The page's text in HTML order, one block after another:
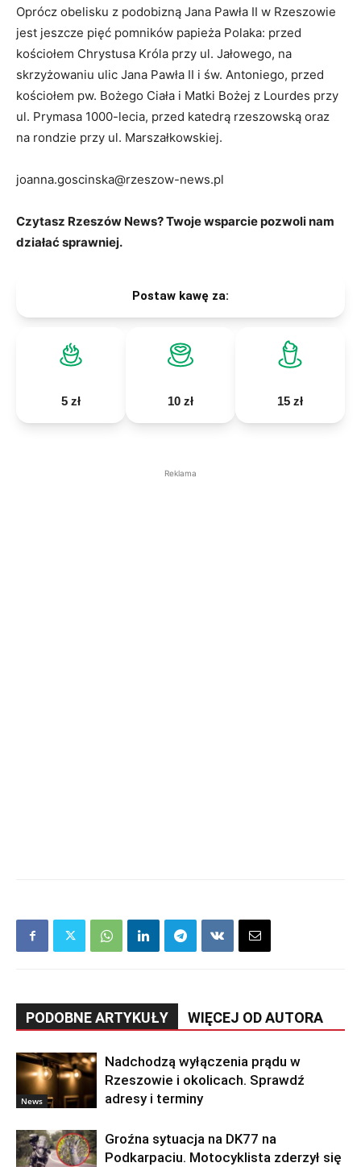
Oprócz obelisku z podobizną Jana Pawła II w Rzeszowie
jest jeszcze pięć pomników papieża Polaka: przed
kościołem Chrystusa Króla przy ul. Jałowego, na
skrzyżowaniu ulic Jana Pawła II i św. Antoniego, przed
kościołem pw. Bożego Ciała i Matki Bożej z Lourdes przy
ul. Prymasa 1000-lecia, przed katedrą rzeszowską oraz
na rondzie przy ul. Marszałkowskiej.
joanna.goscinska@rzeszow-news.pl
Czytasz Rzeszów News? Twoje wsparcie pozwoli nam
działać sprawniej.
Postaw kawę za:
5 zł 10 zł 15 zł
Reklama
PODOBNE ARTYKUŁY WIĘCEJ OD AUTORA
News
Nadchodzą wyłączenia prądu w
Rzeszowie i okolicach. Sprawdź
adresy i terminy
Groźna sytuacja na DK77 na
Podkarpaciu. Motocyklista zderzył się